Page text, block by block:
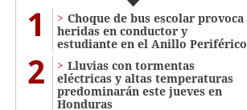
1
Choque de bus escolar provoca
heridas en conductor y
estudiante en el Anillo Periférico
2
Lluvias con tormentas
eléctricas y altas temperaturas
predominarán este jueves en
Honduras